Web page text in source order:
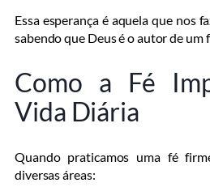
Essa esperança é aquela que nos
sabendo que Deus é o autor de um
Como a Fé
Vida Diária
Quando praticamos uma fé
diversas áreas: